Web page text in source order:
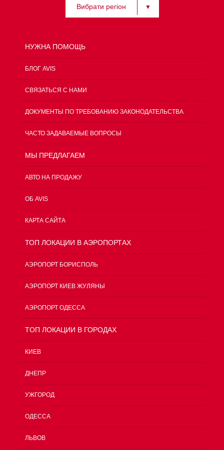
Вибрати регіон
НУЖНА ПОМОЩЬ
БЛОГ AVIS
СВЯЗАТЬСЯ С НАМИ
ДОКУМЕНТЫ ПО ТРЕБОВАНИЮ ЗАКОНОДАТЕЛЬСТВА
ЧАСТО ЗАДАВАЕМЫЕ ВОПРОСЫ
МЫ ПРЕДЛАГАЕМ
АВТО НА ПРОДАЖУ
ОБ AVIS
КАРТА САЙТА
ТОП ЛОКАЦИИ В АЭРОПОРТАХ
АЭРОПОРТ БОРИСПОЛЬ
АЭРОПОРТ КИЕВ ЖУЛЯНЫ
АЭРОПОРТ ОДЕССА
TOП ЛОКАЦИИ В ГОРОДАХ
КИЕВ
ДНЕПР
УЖГОРОД
ОДЕССА
ЛЬВОВ